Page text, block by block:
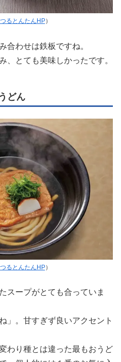
つるとんたんHP）
合わせは鉄板ですね。
、とても美味しかったです。
どん
つるとんたんHP）
スープがとても合っていま
」。甘すぎず良いアクセント
わり種とは違った最もおうど